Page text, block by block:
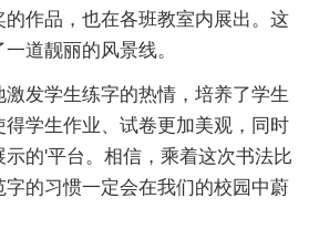
作品，也在各班教室内展出。这
道靓丽的风景线。
发学生练字的热情，培养了学生
得学生作业、试卷更加美观，同时
的'平台。相信，乘着这次书法比
的习惯一定会在我们的校园中蔚